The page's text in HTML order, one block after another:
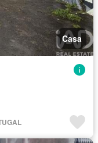
Casa